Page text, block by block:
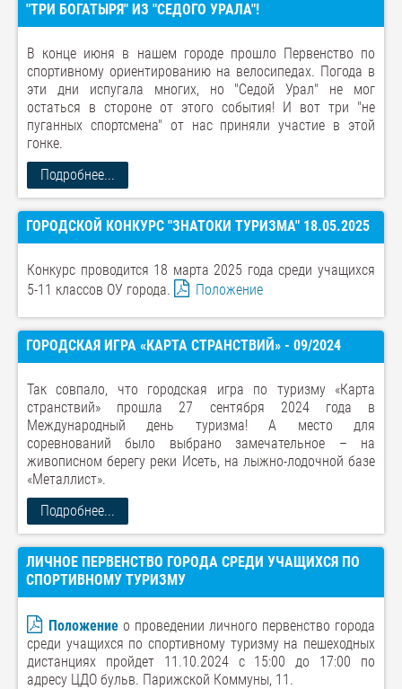
"ТРИ БОГАТЫРЯ" ИЗ "СЕДОГО УРАЛА"!
В конце июня в нашем городе прошло Первенство по
спортивному ориентированию на велосипедах. Погода в
эти дни испугала многих, но "Седой Урал" не мог
остаться в стороне от этого события! И вот три "не
пуганных спортсмена" от нас приняли участие в этой
гонке.
Подробнее...
ГОРОДСКОЙ КОНКУРС "ЗНАТОКИ ТУРИЗМА" 18.05.2025
Конкурс проводится 18 марта 2025 года среди учащихся
5-11 классов ОУ города.
Положение
ГОРОДСКАЯ ИГРА «КАРТА СТРАНСТВИЙ» - 09/2024
Так совпало, что городская игра по туризму «Карта
странствий» прошла 27 сентября 2024 года в
Международный день туризма! А место для
соревнований было выбрано замечательное – на
живописном берегу реки Исеть, на лыжно-лодочной базе
«Металлист».
Подробнее...
ЛИЧНОЕ ПЕРВЕНСТВО ГОРОДА СРЕДИ УЧАЩИХСЯ ПО
СПОРТИВНОМУ ТУРИЗМУ
Положение о проведении личного первенство города
среди учащихся по спортивному туризму на пешеходных
дистанциях пройдет 11.10.2024 с 15:00 до 17:00 по
адресу ЦДО бульв. Парижской Коммуны, 11.